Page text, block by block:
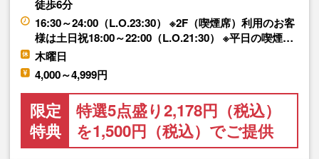
徒歩6分
16:30～24:00（L.O.23:30） ※2F（喫煙席）利用のお客
様は土日祝18:00～22:00（L.O.21:30） ※平日の喫煙…
木曜日
4,000～4,999円
限定
特典
特選5点盛り2,178円（税込）
を1,500円（税込）でご提供